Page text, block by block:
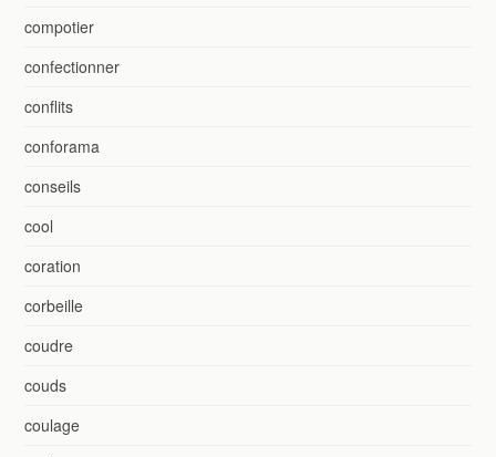
compotier
confectionner
conflits
conforama
conseils
cool
coration
corbeille
coudre
couds
coulage